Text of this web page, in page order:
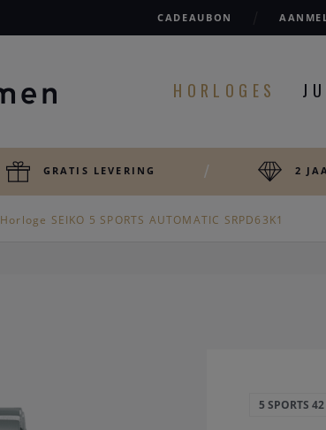
CADEAUBON
HORLOGES
GRATIS LEVERING 2
Horloge SEIKO 5 SPORTS AUTOMATIC SRPD63K1
5 SPORTS 42